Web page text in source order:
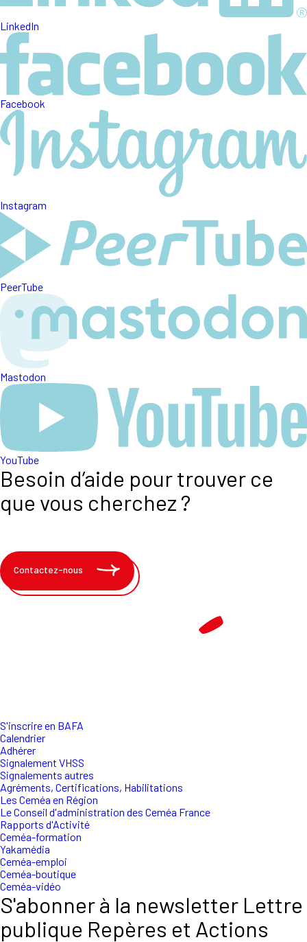
LinkedIn
Facebook
Instagram
PeerTube
Mastodon
YouTube
Besoin d’aide pour trouver ce
que vous cherchez ?
Contactez-nous
S'inscrire en BAFA
Calendrier
Adhérer
Signalement VHSS
Signalements autres
Agréments, Certifications, Habilitations
Les Ceméa en Région
Le Conseil d'administration des Ceméa France
Rapports d'Activité
Ceméa-formation
Yakamédia
Ceméa-emploi
Ceméa-boutique
Ceméa-vidéo
S'abonner à la newsletter Lettre
publique Repères et Actions